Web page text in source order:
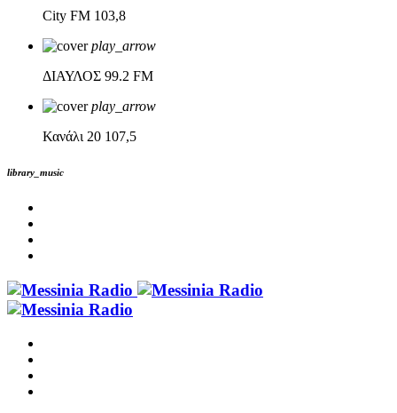
City FM 103,8
play_arrow
ΔΙΑΥΛΟΣ 99.2 FM
play_arrow
Κανάλι 20 107,5
library_music